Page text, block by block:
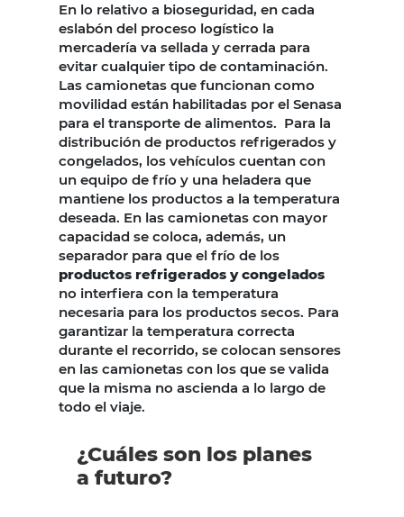
En lo relativo a bioseguridad, en cada
eslabón del proceso logístico la
mercadería va sellada y cerrada para
evitar cualquier tipo de contaminación.
Las camionetas que funcionan como
movilidad están habilitadas por el Senasa
para el transporte de alimentos. Para la
distribución de productos refrigerados y
congelados, los vehículos cuentan con
un equipo de frío y una heladera que
mantiene los productos a la temperatura
deseada. En las camionetas con mayor
capacidad se coloca, además, un
separador para que el frío de los
productos refrigerados y congelados
no interfiera con la temperatura
necesaria para los productos secos. Para
garantizar la temperatura correcta
durante el recorrido, se colocan sensores
en las camionetas con los que se valida
que la misma no ascienda a lo largo de
todo el viaje.
¿Cuáles son los planes
a futuro?